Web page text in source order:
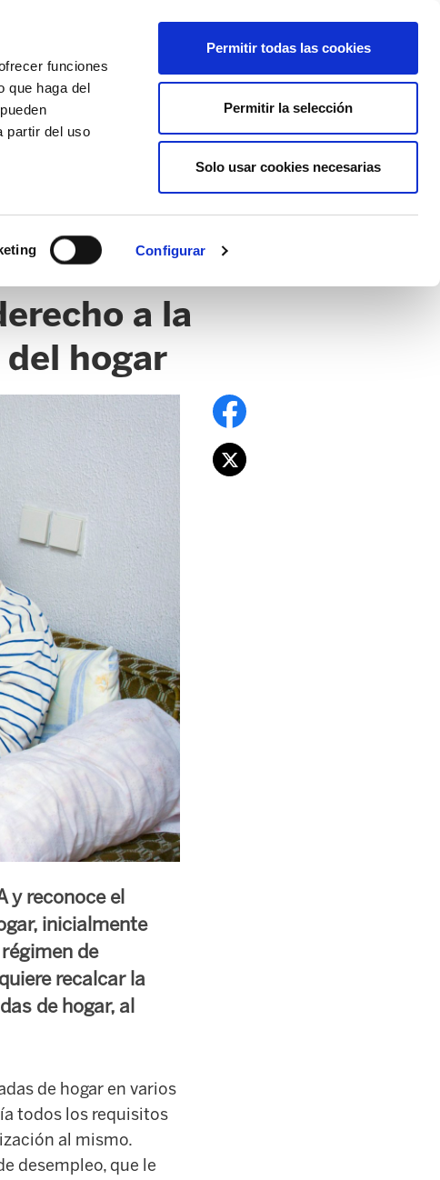
funciones
que haga del
partir del uso
Configurar
Permitir todas las cookies
Permitir la selección
Solo usar cookies necesarias
AFÍLIATE
a la
hogar
y reconoce el
inicialmente
de
recalcar la
de hogar, al
de hogar en varios
todos los requisitos
al mismo.
desempleo, que le